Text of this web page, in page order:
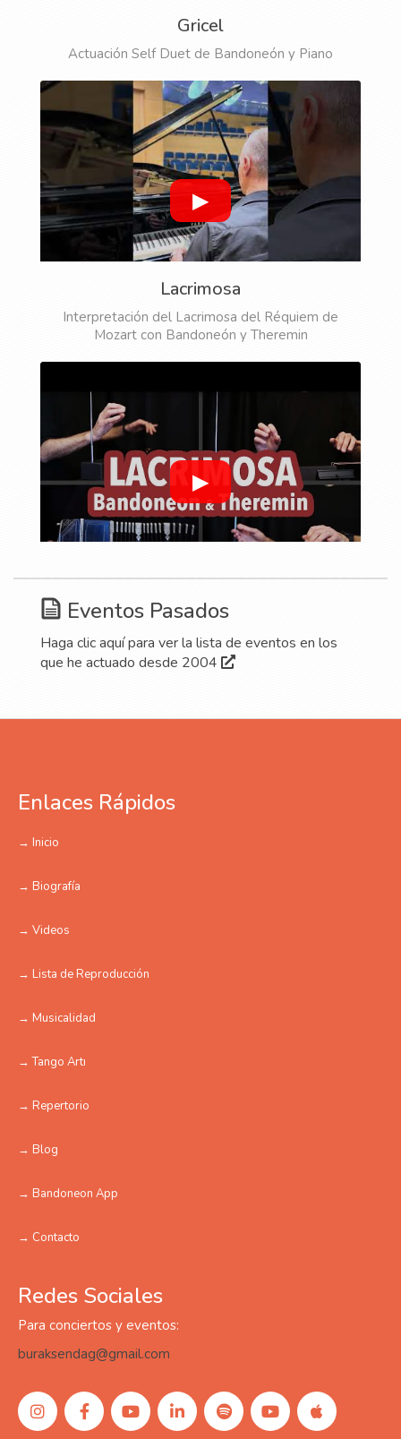
Gricel
Actuación Self Duet de Bandoneón y Piano
▶
Lacrimosa
Interpretación del Lacrimosa del Réquiem de
Mozart con Bandoneón y Theremin
▶
Eventos Pasados
Haga clic aquí para ver la lista de eventos en los
que he actuado desde 2004
Enlaces Rápidos
→ Inicio
→ Biografía
→ Videos
→ Lista de Reproducción
→ Musicalidad
→ Tango Artı
→ Repertorio
→ Blog
→ Bandoneon App
→ Contacto
Redes Sociales
Para conciertos y eventos:
buraksendag@gmail.com